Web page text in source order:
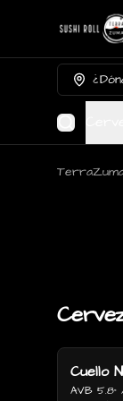
Cuello
AVB 5.8°